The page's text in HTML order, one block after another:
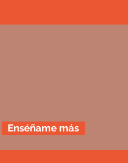
Enséñame más